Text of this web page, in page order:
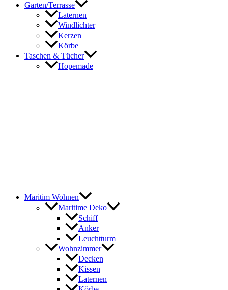
Garten/Terrasse
Laternen
Windlichter
Kerzen
Körbe
Taschen & Tücher
Hopemade
Maritim Wohnen
Maritime Deko
Schiff
Anker
Leuchtturm
Wohnzimmer
Decken
Kissen
Laternen